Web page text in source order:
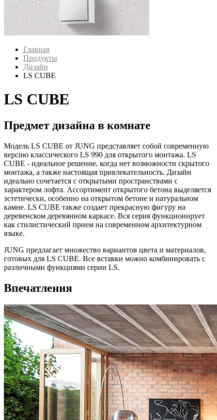
Главная
Продукты
Дизайн
LS CUBE
LS CUBE
Предмет дизайна в комнате
Модель LS CUBE от JUNG представляет собой современную
версию классического LS 990 для открытого монтажа. LS
CUBE - идеальное решение, когда нет возможности скрытого
монтажа, а также настоящая привлекательность. Дизайн
идеально сочетается с открытыми пространствами с
характером лофта. Ассортимент открытого бетона выделяется
эстетически, особенно на открытом бетоне и натуральном
камне. LS CUBE также создает прекрасную фигуру на
деревенском деревянном каркасе. Вся серия функционирует
как стилистический прием на современном архитектурном
языке.
JUNG предлагает множество вариантов цвета и материалов,
готовых для LS CUBE. Все вставки можно комбинировать с
различными функциями серии LS.
Впечатления